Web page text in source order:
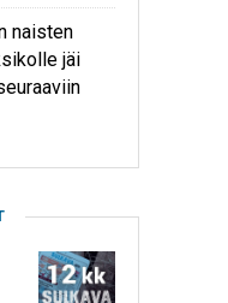
naisten
jäi